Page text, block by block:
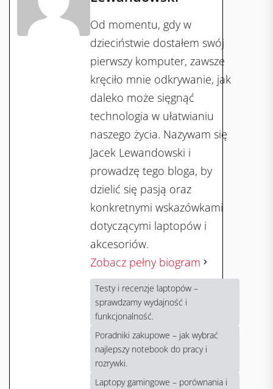
Od momentu, gdy w
dzieciństwie dostałem swój
pierwszy komputer, zawsze
kręciło mnie odkrywanie, jak
daleko może sięgnąć
technologia w ułatwianiu
naszego życia. Nazywam się
Jacek Lewandowski i
prowadzę tego bloga, by
dzielić się pasją oraz
konkretnymi wskazówkami
dotyczącymi laptopów i
akcesoriów.
Zobacz pełny biogram
Testy i recenzje laptopów –
sprawdzamy wydajność i
funkcjonalność.
Poradniki zakupowe – jak wybrać
najlepszy notebook do pracy i
rozrywki.
Laptopy gamingowe – porównania i